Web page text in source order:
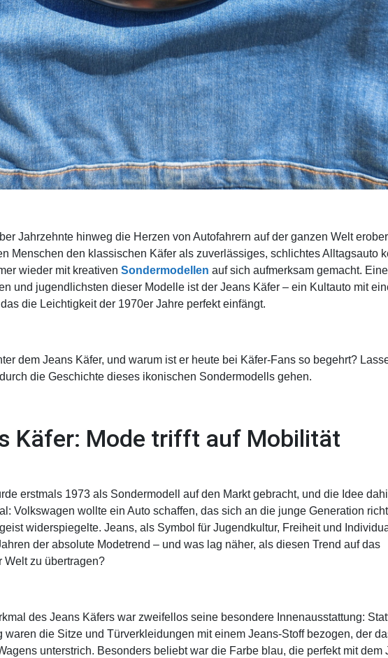
Jahrzehnte hinweg die Herzen von Autofahrern auf der ganzen Welt
Menschen den klassischen Käfer als zuverlässiges, schlichtes Alltagsauto
wieder mit kreativen Sondermodellen auf sich aufmerksam gemacht.
und jugendlichsten dieser Modelle ist der Jeans Käfer – ein Kultauto mit
die Leichtigkeit der 1970er Jahre perfekt einfängt.
dem Jeans Käfer, und warum ist er heute bei Käfer-Fans so begehrt?
die Geschichte dieses ikonischen Sondermodells gehen.
Käfer: Mode trifft auf Mobilität
erstmals 1973 als Sondermodell auf den Markt gebracht, und die Idee
Volkswagen wollte ein Auto schaffen, das sich an die junge Generation
widerspiegelte. Jeans, als Symbol für Jugendkultur, Freiheit und
der absolute Modetrend – und was lag näher, als diesen Trend auf das
Welt zu übertragen?
des Jeans Käfers war zweifellos seine besondere Innenausstattung:
waren die Sitze und Türverkleidungen mit einem Jeans-Stoff bezogen, der
unterstrich. Besonders beliebt war die Farbe blau, die perfekt mit dem